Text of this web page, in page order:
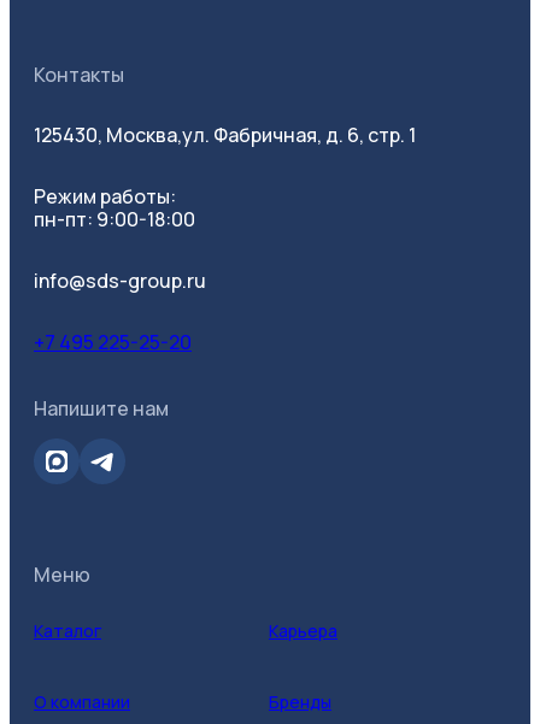
Контакты
125430, Москва,ул. Фабричная, д. 6, стр. 1
Режим работы:
пн-пт: 9:00-18:00
info@sds-group.ru
+7 495 225-25-20
Напишите нам
Меню
Каталог Карьера
О компании Бренды